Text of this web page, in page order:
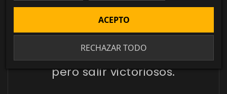
Los jugadores de rol quieren
terminar
como un trapo
ensangrentado,
pero salir victoriosos.
RECHAZAR TODO
ACEPTO